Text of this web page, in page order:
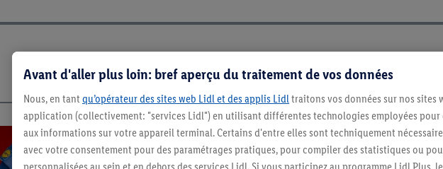
Restez au
Avant d'aller plus loin: bref aperçu du traitement de vos données
Nous, en tant qu’opérateur des sites web Lidl et des applis Lidl traitons vos données sur nos sites
application (collectivement: "services Lidl") en utilisant différentes technologies employées pour
aux informations sur votre appareil terminal. Certains d'entre elles sont techniquement
avec votre consentement pour des paramétrages pratiques, pour compiler des statistiques ou
personnalisées au sein et en dehors des services Lidl. Si vous participez au programme Lidl Plus,